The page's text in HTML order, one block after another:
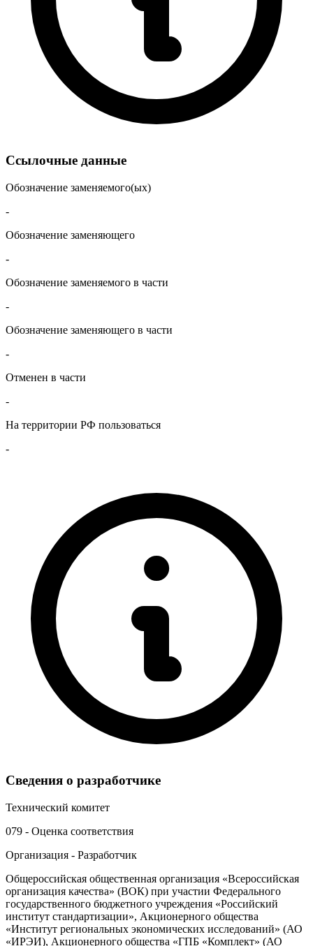
Ссылочные данные
Обозначение заменяемого(ых)
-
Обозначение заменяющего
-
Обозначение заменяемого в части
-
Обозначение заменяющего в части
-
Отменен в части
-
На территории РФ пользоваться
-
Сведения о разработчике
Технический комитет
079 - Оценка соответствия
Организация - Разработчик
Общероссийская общественная организация «Всероссийская
организация качества» (ВОК) при участии Федерального
государственного бюджетного учреждения «Российский
институт стандартизации», Акционерного общества
«Институт региональных экономических исследований» (АО
«ИРЭИ), Акционерного общества «ГПБ «Комплект» (АО